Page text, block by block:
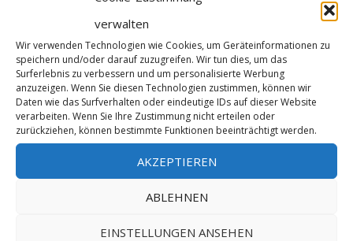
verwalten
Wir verwenden Technologien wie Cookies, um Geräteinformationen zu
speichern und/oder darauf zuzugreifen. Wir tun dies, um das
Surferlebnis zu verbessern und um personalisierte Werbung
anzuzeigen. Wenn Sie diesen Technologien zustimmen, können wir
Daten wie das Surfverhalten oder eindeutige IDs auf dieser Website
verarbeiten. Wenn Sie Ihre Zustimmung nicht erteilen oder
zurückziehen, können bestimmte Funktionen beeinträchtigt werden.
AKZEPTIEREN
ABLEHNEN
EINSTELLUNGEN ANSEHEN
Italien verboten